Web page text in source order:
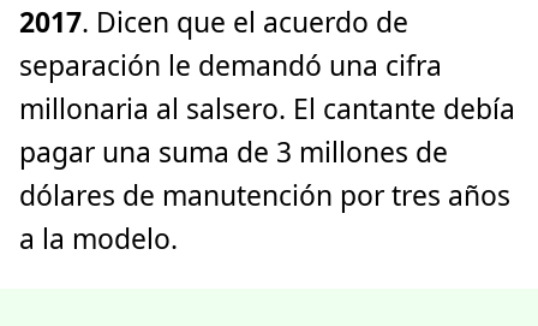
2017. Dicen que el acuerdo de
separación le demandó una cifra
millonaria al salsero. El cantante debía
pagar una suma de 3 millones de
dólares de manutención por tres años
a la modelo.